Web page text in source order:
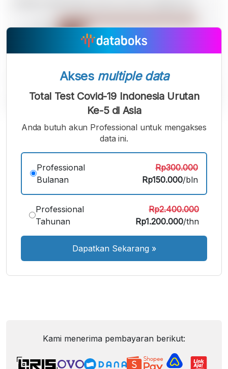
A
Kecil
A
Font
A
Font
Besar
Akses multiple data
Total Test Covid-19 Indonesia Urutan
Ke-5 di Asia
Anda butuh akun Professional untuk mengakses
data ini.
Professional
Bulanan
Rp300.000
Rp150.000/bln
Professional
Tahunan
Rp2.400.000
Rp1.200.000/thn
Dapatkan Sekarang »
Kami menerima pembayaran berikut: